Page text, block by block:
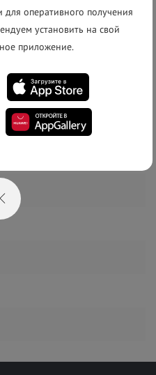
для оперативного получения
установить на свой
приложение.